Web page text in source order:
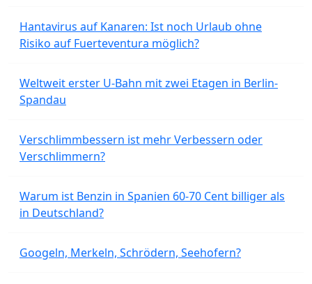
Hantavirus auf Kanaren: Ist noch Urlaub ohne
Risiko auf Fuerteventura möglich?
Weltweit erster U-Bahn mit zwei Etagen in Berlin-
Spandau
Verschlimmbessern ist mehr Verbessern oder
Verschlimmern?
Warum ist Benzin in Spanien 60-70 Cent billiger als
in Deutschland?
Googeln, Merkeln, Schrödern, Seehofern?